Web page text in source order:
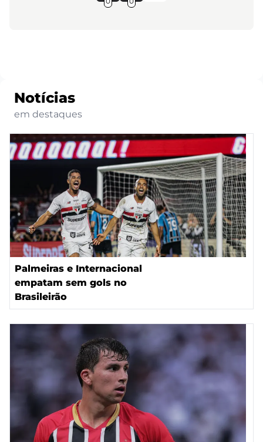
Notícias
em destaques
Palmeiras e Internacional
empatam sem gols no
Brasileirão